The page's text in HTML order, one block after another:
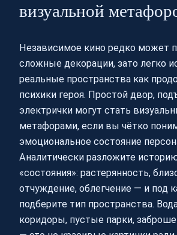
визуальной
Независимое кино редко может
сложные декорации, зато легко
реальные пространства как
психики героя. Простой двор,
электрички могут стать
метафорами, если вы чётко
эмоциональное состояние
Аналитически разложите
«состояния»: растерянность,
отчуждение, облегчение — и под
подберите тип пространства.
коридоры, пустые парки,